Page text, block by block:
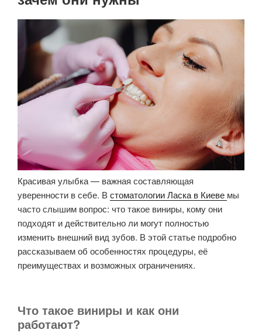
Красивая улыбка — важная составляющая
уверенности в себе. Встоматологии Ласка в Киеве мы
часто слышим вопрос: что такое виниры, кому они
подходят и действительно ли могут полностью
изменить внешний вид зубов. В этой статье подробно
рассказываем об особенностях процедуры, её
преимуществах и возможных ограничениях.
Что такое виниры и как они
работают?